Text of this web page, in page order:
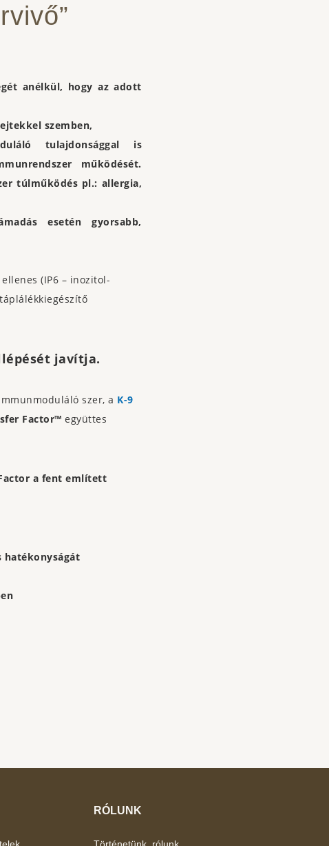
anélkül, hogy az adott
szemben,
tulajdonsággal is
működését.
túlműködés pl.: allergia,
esetén gyorsabb,
(IP6 – inozitol-
javítja.
szer, a K-9
Factor™ együttes
a fent említett
hatékonyságát
RÓLUNK